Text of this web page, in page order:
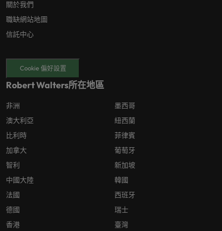
關於我們
職缺網站地圖
信託中心
Cookie 偏好設置
Robert Walters所在地區
非洲
澳大利亞
比利時
加拿大
智利
中國大陸
法國
德國
香港
墨西哥
紐西蘭
菲律賓
葡萄牙
新加坡
韓國
西班牙
瑞士
臺灣